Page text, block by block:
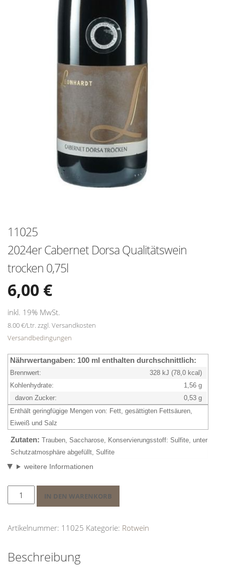
11025
2024er Cabernet Dorsa Qualitätswein
trocken 0,75l
6,00 €
inkl. 19% MwSt.
8.00 €/Ltr. zzgl. Versandkosten
Versandbedingungen
Nährwertangaben: 100 ml enthalten durchschnittlich:
Brennwert:
328 kJ (78,0 kcal)
Kohlenhydrate:
1,56 g
davon Zucker:
0,53 g
Enthält geringfügige Mengen von: Fett, gesättigten Fettsäuren,
Eiweiß und Salz
Zutaten: Trauben, Saccharose, Konservierungsstoff: Sulfite, unter
Schutzatmosphäre abgefüllt, Sulfite
weitere Informationen
110252024er
Cabernet
Qualitätswein
0,75l
Menge
IN DEN WARENKORB
Artikelnummer: 11025 Kategorie: Rotwein
Beschreibung